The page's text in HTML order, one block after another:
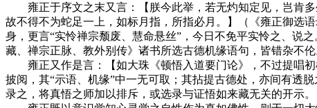
雍正于序文之末又言：【朕今此举，若无灼知定见，岂肯多
故不得不为蛇足一上，如标月指，所指必月。】（《雍正御选
身，更言“实怜禅宗颓废、慧命悬丝”，今日不免平实怜之、说
藏、禅宗正脉、教外别传》诸书所选古德机缘语句，皆错杂不
雍正又作是言：【如大珠《顿悟入道要门论》，不过提唱初
披阅，其“示语、机缘”中一无可取；其拈提古德处，亦间有透
录之，将真悟之师加以排斥，或选录与证悟如来藏无关的开示。